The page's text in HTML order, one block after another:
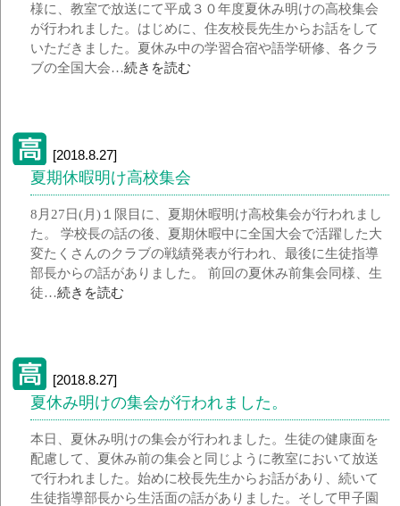
様に、教室で放送にて平成３０年度夏休み明けの高校集会
が行われました。はじめに、住友校長先生からお話をして
いただきました。夏休み中の学習合宿や語学研修、各クラ
ブの全国大会…続きを読む
[2018.8.27]
夏期休暇明け高校集会
8月27日(月)１限目に、夏期休暇明け高校集会が行われまし
た。 学校長の話の後、夏期休暇中に全国大会で活躍した大
変たくさんのクラブの戦績発表が行われ、最後に生徒指導
部長からの話がありました。 前回の夏休み前集会同様、生
徒…続きを読む
[2018.8.27]
夏休み明けの集会が行われました。
本日、夏休み明けの集会が行われました。生徒の健康面を
配慮して、夏休み前の集会と同じように教室において放送
で行われました。始めに校長先生からお話があり、続いて
生徒指導部長から生活面の話がありました。そして甲子園